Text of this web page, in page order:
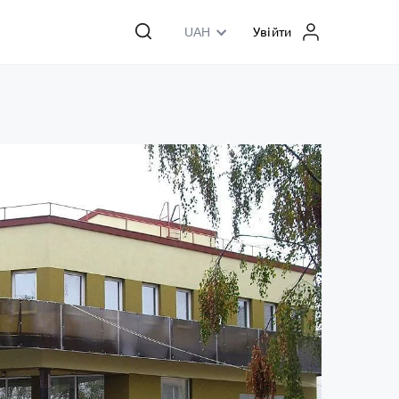
UAH Увійти